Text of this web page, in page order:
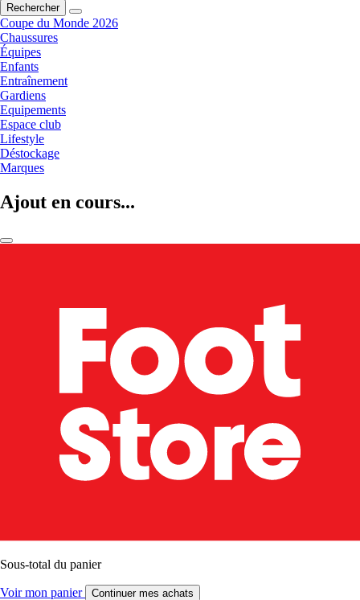
Rechercher
Coupe du Monde 2026
Chaussures
Équipes
Enfants
Entraînement
Gardiens
Equipements
Espace club
Lifestyle
Déstockage
Marques
Ajout en cours...
Sous-total du panier
Voir mon panier Continuer mes achats